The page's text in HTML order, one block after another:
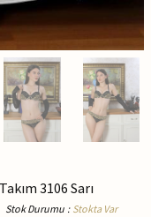
3106 Sarı
Stok Durumu : Stokta Var